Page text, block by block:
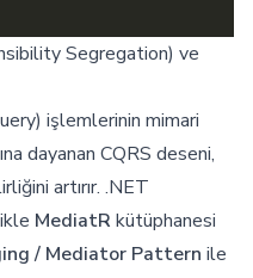
Segregation) ve
işlemlerinin mimari
dayanan CQRS deseni,
artırır. .NET
MediatR kütüphanesi
/ Mediator Pattern ile